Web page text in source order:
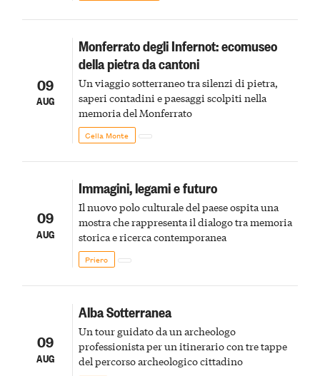
09
AUG
Monferrato degli Infernot: ecomuseo
della pietra da cantoni
Un viaggio sotterraneo tra silenzi di pietra,
saperi contadini e paesaggi scolpiti nella
memoria del Monferrato
Cella Monte
09
AUG
Immagini, legami e futuro
Il nuovo polo culturale del paese ospita una
mostra che rappresenta il dialogo tra memoria
storica e ricerca contemporanea
Priero
09
AUG
Alba Sotterranea
Un tour guidato da un archeologo
professionista per un itinerario con tre tappe
del percorso archeologico cittadino